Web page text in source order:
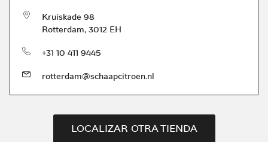
Kruiskade 98
Rotterdam, 3012 EH
Teléfono+31 10 411 9445
rotterdam@schaapcitroen.nl
LOCALIZAR OTRA TIENDA